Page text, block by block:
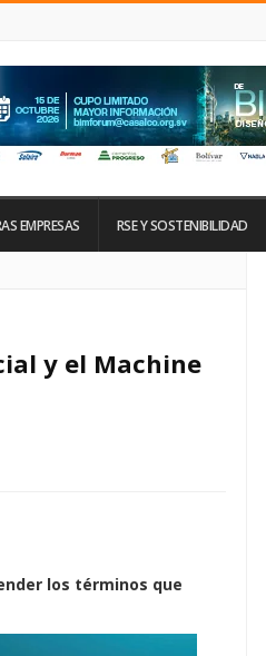
EMPRESAS RSE Y SOSTENIBILIDAD
y el Machine
los términos que